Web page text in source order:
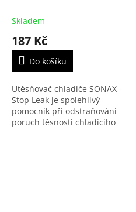
Skladem
187 Kč
Do košíku
Utěsňovač chladiče SONAX -
Stop Leak je spolehlivý
pomocník při odstraňování
poruch těsnosti chladícího
systému - chladiče. Utěsní